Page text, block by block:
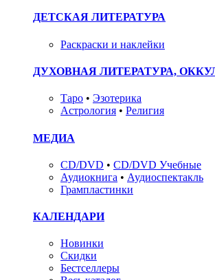
ДЕТСКАЯ ЛИТЕРАТУРА
Раскраски и наклейки
ДУХОВНАЯ ЛИТЕРАТУРА,
Таро • Эзотерика
Астрология • Религия
МЕДИА
CD/DVD • CD/DVD Учебные
Аудиокнига • Аудиоспектакль
Грампластинки
КАЛЕНДАРИ
Новинки
Скидки
Бестселлеры